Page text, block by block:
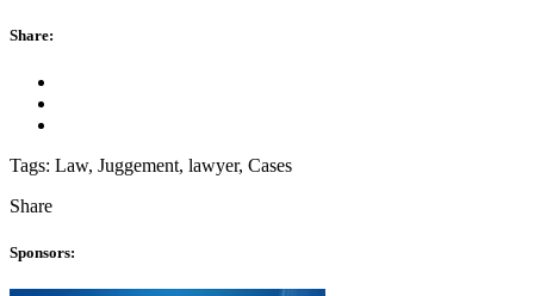
Share:
Tags: Law, Juggement, lawyer, Cases
Share
Sponsors: